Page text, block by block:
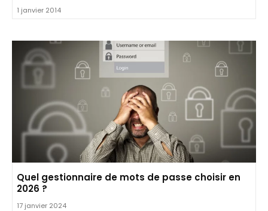
1 janvier 2014
Quel gestionnaire de mots de passe choisir en
2026 ?
17 janvier 2024